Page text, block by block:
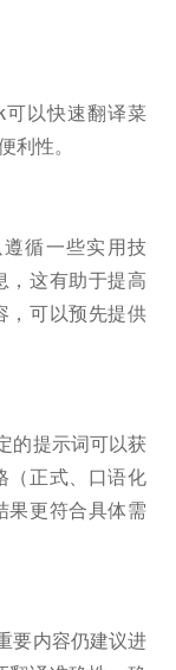
以快速翻译菜
性。
循一些实用技
，这有助于提高
，可以预先提供
的提示词可以获
（正式、口语化
果更符合具体需
要内容仍建议进